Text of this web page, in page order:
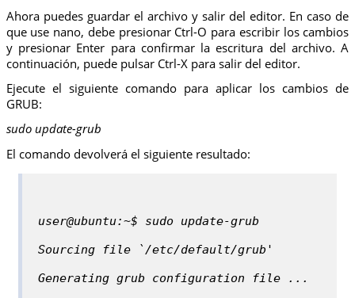
Ahora puedes guardar el archivo y salir del editor. En caso de
que use nano, debe presionar Ctrl-O para escribir los cambios
y presionar Enter para confirmar la escritura del archivo. A
continuación, puede pulsar Ctrl-X para salir del editor.
Ejecute el siguiente comando para aplicar los cambios de
GRUB:
sudo update-grub
El comando devolverá el siguiente resultado:
user@ubuntu:~$ sudo update-grub
Sourcing file `/etc/default/grub'
Generating grub configuration file ...